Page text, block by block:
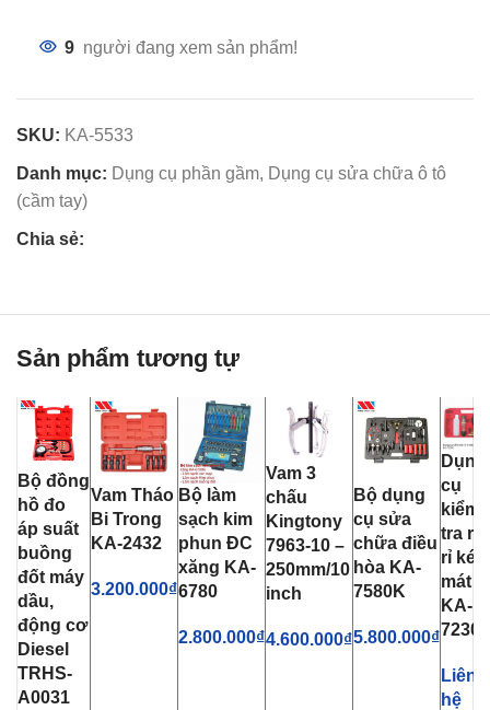
9 người đang xem sản phẩm!
SKU: KA-5533
Danh mục: Dụng cụ phần gầm, Dụng cụ sửa chữa ô tô
(cầm tay)
Chia sẻ:
Sản phẩm tương tự
Bộ đồng
hồ đo
áp suất
buồng
đốt máy
dầu,
động cơ
Diesel
TRHS-
A0031
Vam Tháo
Bi Trong
KA-2432
3.200.000₫
Bộ làm
sạch kim
phun ĐC
xăng KA-
6780
2.800.000₫
Vam 3
chấu
Kingtony
7963-10 –
250mm/10
inch
4.600.000₫
Bộ dụng
cụ sửa
chữa điều
hòa KA-
7580K
5.800.000₫
Dụng
cụ
kiểm
tra rò
rỉ két
mát
KA-
Liên
hệ